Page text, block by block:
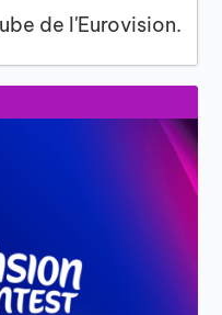
de l'Eurovision.